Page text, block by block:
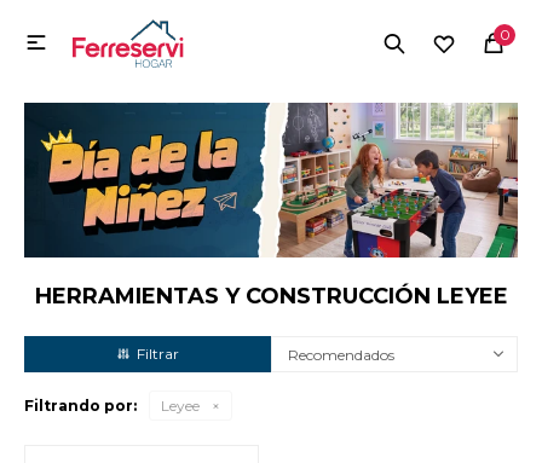
0

HERRAMIENTAS Y CONSTRUCCIÓN LEYEE
Recomendados
Filtrando por: Leyee
MI CUENTA
Menú Herramientas y Construcción Electrodomésticos
Herramientas y Construcción
Electrodomésticos
Tecnología